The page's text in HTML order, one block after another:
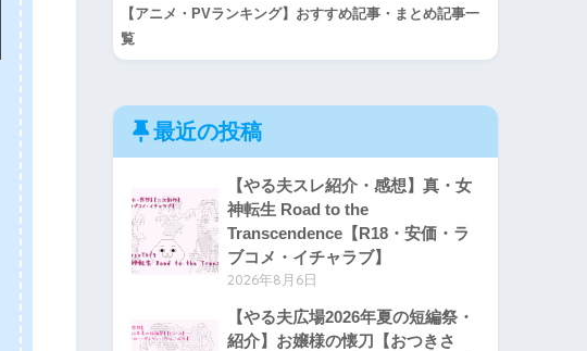
【アニメ・PVランキング】おすすめ記事・まとめ記事一
覧
最近の投稿
【やる夫スレ紹介・感想】真・女
神転生 Road to the
Transcendence【R18・安価・ラ
ブコメ・イチャラブ】
2026年8月6日
【やる夫広場2026年夏の短編祭・
紹介】お嬢様の懐刀【おつきさ